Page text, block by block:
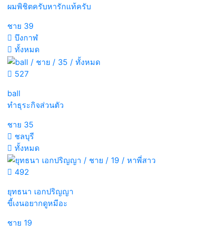
ผมพิชิตครับหารักแท้ครับ
ชาย 39
บึงกาฬ
ทั้งหมด
527
ball
ทำธุระกิจส่วนตัว
ชาย 35
ชลบุรี
ทั้งหมด
492
ยุทธนา เอกปริญญา
ขี้เงนอยากดูหมีอะ
ชาย 19